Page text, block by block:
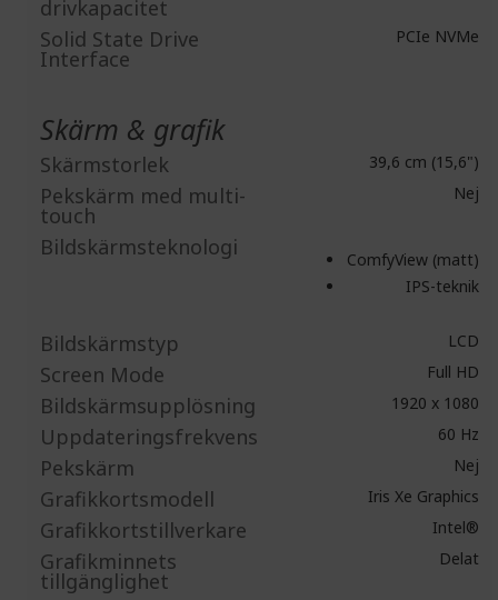
drivkapacitet
Solid State Drive
Interface
PCIe NVMe
Skärm & grafik
Skärmstorlek 39,6 cm (15,6")
Pekskärm med multi-
touch
Nej
Bildskärmsteknologi
ComfyView (matt)
IPS-teknik
Bildskärmstyp LCD
Screen Mode Full HD
Bildskärmsupplösning 1920 x 1080
Uppdateringsfrekvens 60 Hz
Pekskärm Nej
Grafikkortsmodell Iris Xe Graphics
Grafikkortstillverkare Intel®
Grafikminnets
tillgänglighet
Delat